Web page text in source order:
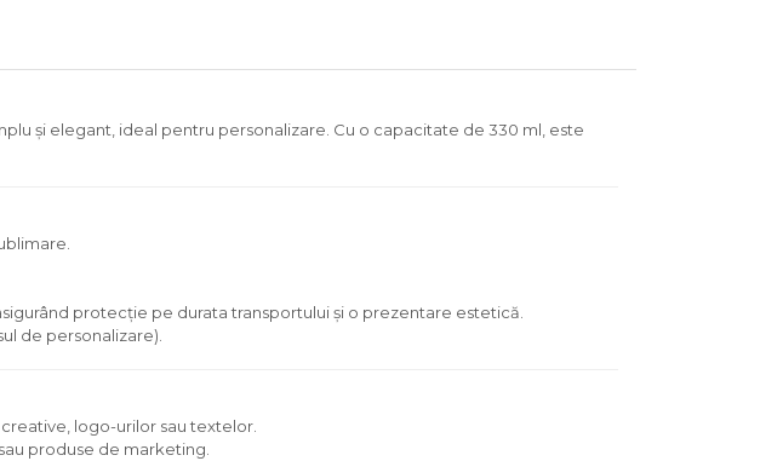
și elegant, ideal pentru personalizare. Cu o capacitate de 330 ml, este
protecție pe durata transportului și o prezentare estetică.
de personalizare).
logo-urilor sau textelor.
produse de marketing.